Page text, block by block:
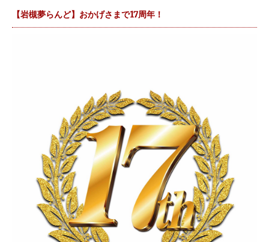
【岩槻夢らんど】おかげさまで17周年！